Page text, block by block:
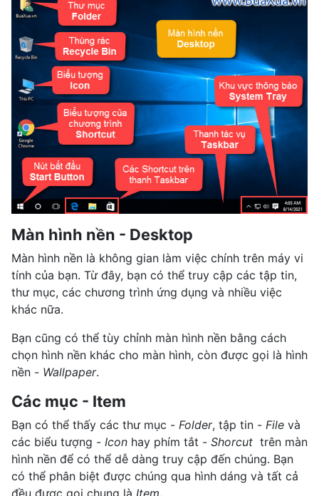
Màn hình nền - Desktop
Màn hình nền là không gian làm việc chính trên máy vi
tính của bạn. Từ đây, bạn có thể truy cập các tập tin,
thư mục, các chương trình ứng dụng và nhiều việc
khác nữa.
Bạn cũng có thể tùy chỉnh màn hình nền bằng cách
chọn hình nền khác cho màn hình, còn được gọi là hình
nền - Wallpaper.
Các mục - Item
Bạn có thể thấy các thư mục - Folder, tập tin - File và
các biểu tượng - Icon hay phím tắt - Shorcut trên màn
hình nền để có thể dễ dàng truy cập đến chúng. Bạn
có thể phân biệt được chúng qua hình dáng và tất cả